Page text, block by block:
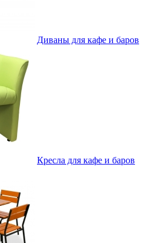
Диваны для кафе и баров
Кресла для кафе и баров